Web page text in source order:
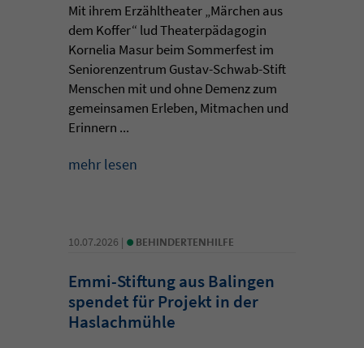
Mit ihrem Erzähltheater „Märchen aus
dem Koffer“ lud Theaterpädagogin
Kornelia Masur beim Sommerfest im
Seniorenzentrum Gustav-Schwab-Stift
Menschen mit und ohne Demenz zum
gemeinsamen Erleben, Mitmachen und
Erinnern ...
mehr lesen
10.07.2026 | • BEHINDERTENHILFE
Emmi-Stiftung aus Balingen
spendet für Projekt in der
Haslachmühle